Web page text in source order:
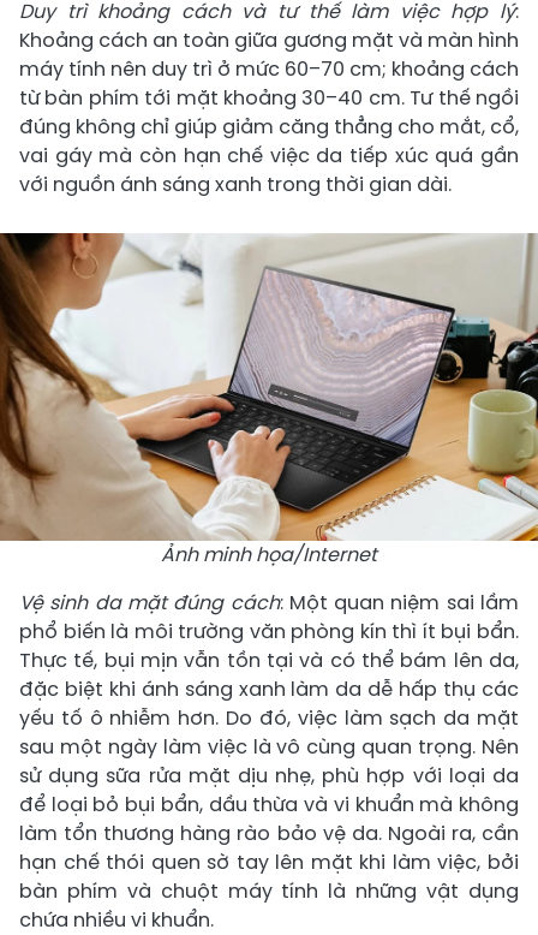
Duy trì khoảng cách và tư thế làm việc hợp lý:
Khoảng cách an toàn giữa gương mặt và màn hình
máy tính nên duy trì ở mức 60–70 cm; khoảng cách
từ bàn phím tới mặt khoảng 30–40 cm. Tư thế ngồi
đúng không chỉ giúp giảm căng thẳng cho mắt, cổ,
vai gáy mà còn hạn chế việc da tiếp xúc quá gần
với nguồn ánh sáng xanh trong thời gian dài.
Ảnh minh họa/Internet
Vệ sinh da mặt đúng cách: Một quan niệm sai lầm
phổ biến là môi trường văn phòng kín thì ít bụi bẩn.
Thực tế, bụi mịn vẫn tồn tại và có thể bám lên da,
đặc biệt khi ánh sáng xanh làm da dễ hấp thụ các
yếu tố ô nhiễm hơn. Do đó, việc làm sạch da mặt
sau một ngày làm việc là vô cùng quan trọng. Nên
sử dụng sữa rửa mặt dịu nhẹ, phù hợp với loại da
để loại bỏ bụi bẩn, dầu thừa và vi khuẩn mà không
làm tổn thương hàng rào bảo vệ da. Ngoài ra, cần
hạn chế thói quen sờ tay lên mặt khi làm việc, bởi
bàn phím và chuột máy tính là những vật dụng
chứa nhiều vi khuẩn.